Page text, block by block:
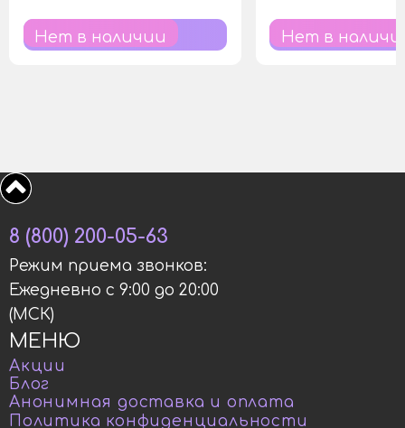
Нет в наличии Нет в
МЕНЮ
Акции
Блог
Анонимная доставка и оплата
Политика конфиденциальности
8 (800) 200-05-63
Режим приема звонков:
Ежедневно с 9:00 до 20:00
(МСК)